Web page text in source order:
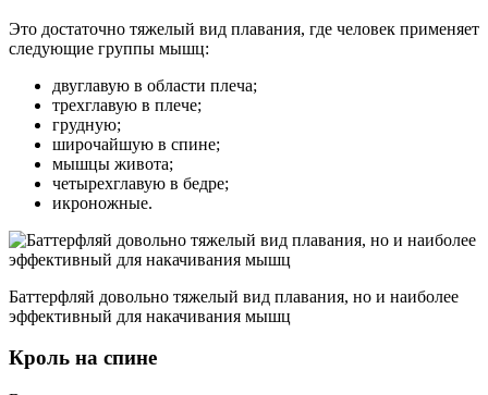
Это достаточно тяжелый вид плавания, где человек применяет
следующие группы мышц:
двуглавую в области плеча;
трехглавую в плече;
грудную;
широчайшую в спине;
мышцы живота;
четырехглавую в бедре;
икроножные.
Баттерфляй довольно тяжелый вид плавания, но и наиболее
эффективный для накачивания мышц
Кроль на спине